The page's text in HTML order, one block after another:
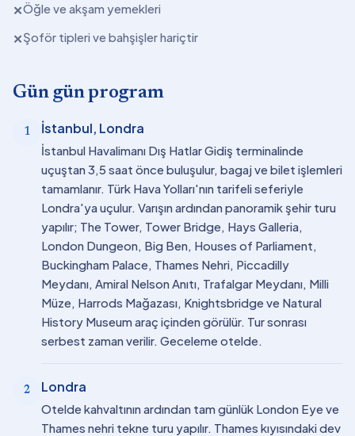
✕Öğle ve akşam yemekleri
✕Şoför tipleri ve bahşişler hariçtir
Gün gün program
1 İstanbul, Londra
İstanbul Havalimanı Dış Hatlar Gidiş terminalinde
uçuştan 3,5 saat önce buluşulur, bagaj ve bilet işlemleri
tamamlanır. Türk Hava Yolları'nın tarifeli seferiyle
Londra'ya uçulur. Varışın ardından panoramik şehir turu
yapılır; The Tower, Tower Bridge, Hays Galleria,
London Dungeon, Big Ben, Houses of Parliament,
Buckingham Palace, Thames Nehri, Piccadilly
Meydanı, Amiral Nelson Anıtı, Trafalgar Meydanı, Milli
Müze, Harrods Mağazası, Knightsbridge ve Natural
History Museum araç içinden görülür. Tur sonrası
serbest zaman verilir. Geceleme otelde.
2 Londra
Otelde kahvaltının ardından tam günlük London Eye ve
Thames nehri tekne turu yapılır. Thames kıyısındaki dev